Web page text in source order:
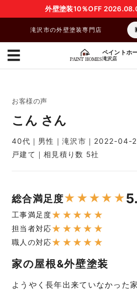
外壁塗装10％OFF
滝沢市の外壁塗装専門店
ペイントホ
滝沢店
☰
お客様の声
こん さん
40代｜男性｜滝沢市｜2022-04-
戸建て｜相見積り数 5社
総合満足度★ ★★★ ★
工事満足度★ ★ ★ ★ ★
担当者対応★ ★ ★ ★ ★
職人の対応★ ★ ★ ★ ★
家の屋根&外壁塗装
ようやく長年出来ていなかった